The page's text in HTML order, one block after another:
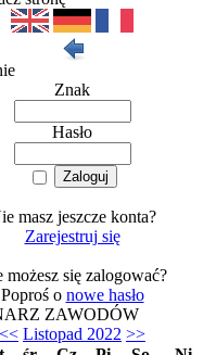
Znak
Hasło
masz jeszcze konta?
Zarejestruj się
możesz się zalogować?
Poproś o nowe hasło
ZAWODÓW
<< Listopad 2022 >>